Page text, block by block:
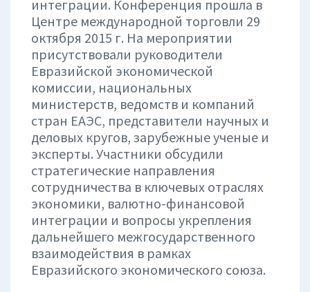
интеграции. Конференция прошла в
Центре международной торговли 29
октября 2015 г. На мероприятии
присутствовали руководители
Евразийской экономической
комиссии, национальных
министерств, ведомств и компаний
стран ЕАЭС, представители научных и
деловых кругов, зарубежные ученые и
эксперты. Участники обсудили
стратегические направления
сотрудничества в ключевых отраслях
экономики, валютно-финансовой
интеграции и вопросы укрепления
дальнейшего межгосударственного
взаимодействия в рамках
Евразийского экономического союза.